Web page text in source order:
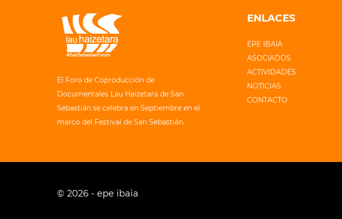
El Foro de Coproducción de
Documentales Lau Haizetara de San
Sebastián se celebra en Septiembre en el
marco del Festival de San Sebastián.
ENLACES
EPE IBAIA
ASOCIADOS
ACTIVIDADES
NOTICIAS
CONTACTO
© 2026 - epe ibaia